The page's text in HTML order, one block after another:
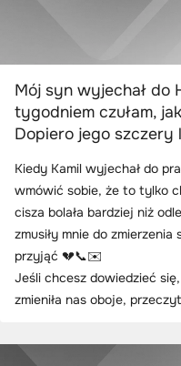
Mój syn wyjechał do
tygodniem czułam,
Dopiero jego szczery
Kiedy Kamil wyjechał do
wmówić sobie, że to tylko
cisza bolała bardziej niż
zmusiły mnie do
przyjąć 💔📞✉️
Jeśli chcesz dowiedzieć
zmieniła nas oboje,